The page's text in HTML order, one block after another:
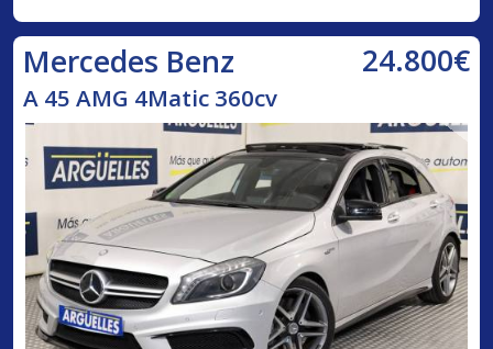
Mercedes Benz 24.800€
A 45 AMG 4Matic 360cv